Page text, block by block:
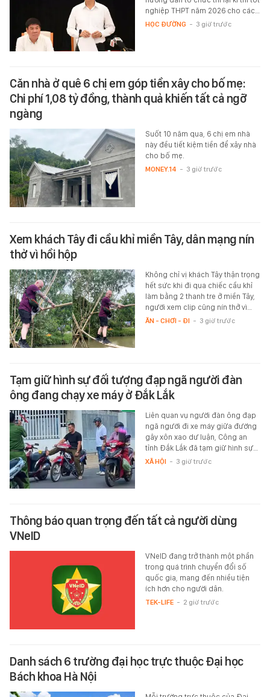
nghiệp THPT năm 2026 cho các…
HỌC ĐƯỜNG - 3 giờ trước
Căn nhà ở quê 6 chị em góp tiền xây cho bố mẹ:
Chi phí 1,08 tỷ đồng, thành quả khiến tất cả ngỡ
ngàng
Suốt 10 năm qua, 6 chị em nhà
này đều tiết kiệm tiền để xây nhà
cho bố mẹ.
MONEY.14 - 3 giờ trước
Xem khách Tây đi cầu khỉ miền Tây, dân mạng nín
thở vì hồi hộp
Không chỉ vị khách Tây thận trọng
hết sức khi đi qua chiếc cầu khỉ
làm bằng 2 thanh tre ở miền Tây,
người xem clip cũng nín thở vì…
ĂN - CHƠI - ĐI - 3 giờ trước
Tạm giữ hình sự đối tượng đạp ngã người đàn
ông đang chạy xe máy ở Đắk Lắk
Liên quan vụ người đàn ông đạp
ngã người đi xe máy giữa đường
gây xôn xao dư luận, Công an
tỉnh Đắk Lắk đã tạm giữ hình sự…
XÃ HỘI - 3 giờ trước
Thông báo quan trọng đến tất cả người dùng
VNeID
VNeID đang trở thành một phần
trong quá trình chuyển đổi số
quốc gia, mang đến nhiều tiện
ích hơn cho người dân.
TEK-LIFE - 2 giờ trước
Danh sách 6 trường đại học trực thuộc Đại học
Bách khoa Hà Nội